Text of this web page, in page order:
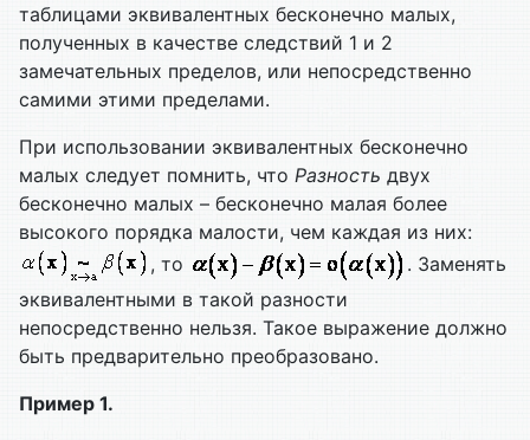
таблицами эквивалентных бесконечно малых,
полученных в качестве следствий 1 и 2
замечательных пределов, или непосредственно
самими этими пределами.
При использовании эквивалентных бесконечно
малых следует помнить, что Разность двух
бесконечно малых – бесконечно малая более
высокого порядка малости, чем каждая из них:
, то
. Заменять
эквивалентными в такой разности
непосредственно нельзя. Такое выражение должно
быть предварительно преобразовано.
Пример 1.